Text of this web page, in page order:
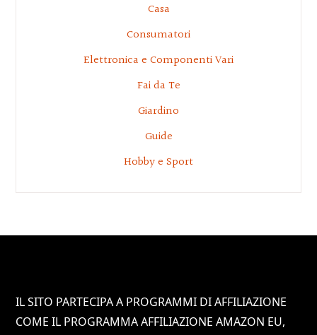
Casa
Consumatori
Elettronica e Componenti Vari
Fai da Te
Giardino
Guide
Hobby e Sport
Footer
IL SITO PARTECIPA A PROGRAMMI DI AFFILIAZIONE
COME IL PROGRAMMA AFFILIAZIONE AMAZON EU,